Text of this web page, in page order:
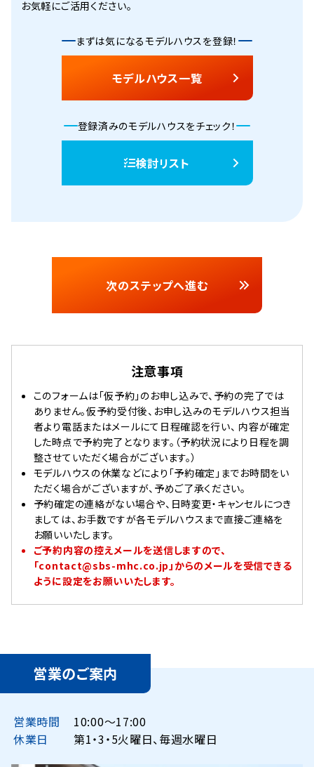
お気軽にご活用ください。
まずは気になるモデルハウスを登録！
モデルハウス一覧
登録済みのモデルハウスをチェック！
検討リスト
次のステップへ進む
注意事項
このフォームは「仮予約」のお申し込みで、予約の完了では
ありません。仮予約受付後、お申し込みのモデルハウス担当
者より電話またはメールにて日程確認を行い、 内容が確定
した時点で予約完了となります。（予約状況により日程を調
整させていただく場合がございます。）
モデルハウスの休業などにより「予約確定」までお時間をい
ただく場合がございますが、予めご了承ください。
予約確定の連絡がない場合や、日時変更・キャンセルにつき
ましては、お手数ですが各モデルハウスまで直接ご連絡を
お願いいたします。
ご予約内容の控えメールを送信しますので、
「contact@sbs-mhc.co.jp」からのメールを受信できる
ように設定をお願いいたします。
営業のご案内
営業時間
10:00〜17:00
休業日
第1・3・5火曜日、毎週水曜日